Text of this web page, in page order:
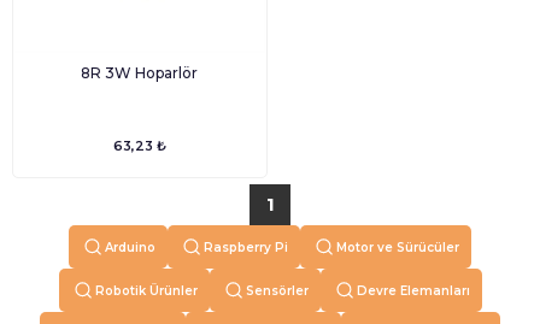
8R 3W Hoparlör
63,23 ₺
1
Arduino Raspberry Pi Motor ve Sürücüler
Robotik Ürünler Sensörler Devre Elemanları